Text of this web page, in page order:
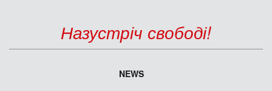
Назустріч свободі!
NEWS